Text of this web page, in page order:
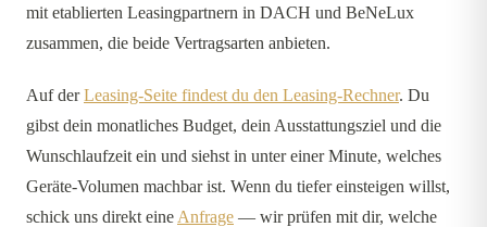
mit etablierten Leasingpartnern in DACH und BeNeLux
zusammen, die beide Vertragsarten anbieten.
Auf derLeasing-Seite findest du den Leasing-Rechner. Du
gibst dein monatliches Budget, dein Ausstattungsziel und die
Wunschlaufzeit ein und siehst in unter einer Minute, welches
Geräte-Volumen machbar ist. Wenn du tiefer einsteigen willst,
schick uns direkt eine Anfrage — wir prüfen mit dir, welche